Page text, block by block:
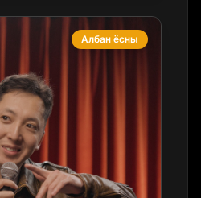
Албан ёсны